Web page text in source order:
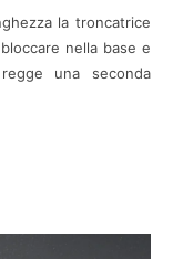
la troncatrice
nella base e
una seconda